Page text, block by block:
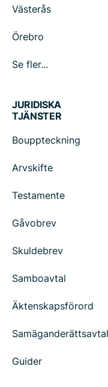
Västerås
Örebro
Se fler...
JURIDISKA
TJÄNSTER
Bouppteckning
Arvskifte
Testamente
Gåvobrev
Skuldebrev
Samboavtal
Äktenskapsförord
Samäganderättsavtal
Guider